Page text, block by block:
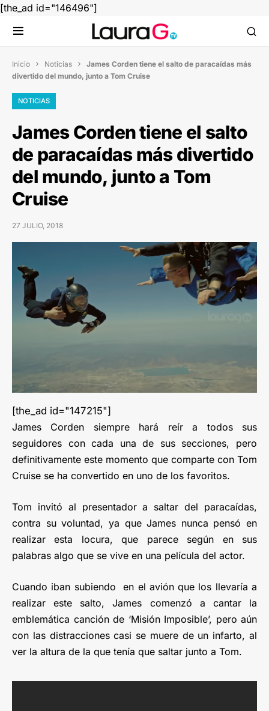
[the_ad id="146496"]
Inicio  Noticias  James Corden tiene el salto de paracaídas más
divertido del mundo, junto a Tom Cruise
NOTICIAS
James Corden tiene el salto
de paracaídas más divertido
del mundo, junto a Tom
Cruise
27 JULIO, 2018
[the_ad id="147215"]
James Corden siempre hará reír a todos sus
seguidores con cada una de sus secciones, pero
definitivamente este momento que comparte con Tom
Cruise se ha convertido en uno de los favoritos.
Tom invitó al presentador a saltar del paracaídas,
contra su voluntad, ya que James nunca pensó en
realizar esta locura, que parece según en sus
palabras algo que se vive en una película del actor.
Cuando iban subiendo en el avión que los llevaría a
realizar este salto, James comenzó a cantar la
emblemática canción de ‘Misión Imposible’, pero aún
con las distracciones casi se muere de un infarto, al
ver la altura de la que tenía que saltar junto a Tom.